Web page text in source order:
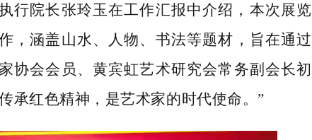
行院长张玲玉在工作汇报中介绍， 本次 展览
，涵盖山水、人物、书法等题材，旨在通过
协会会员、黄宾虹艺术研究会常务副会长初
承红色精神，是艺术家的时代使命。”